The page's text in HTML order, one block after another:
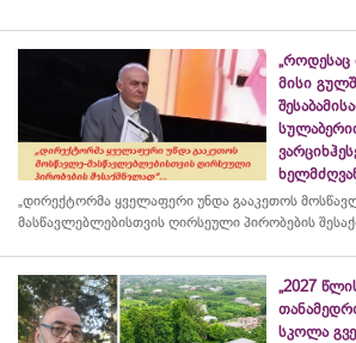
„როდესაც
მისი
„დირექტორმა ყველაფერი უნდა გააკეთოს
მასწავლებლებისთვის ღირსეული პირობების
„2027
სკოლა